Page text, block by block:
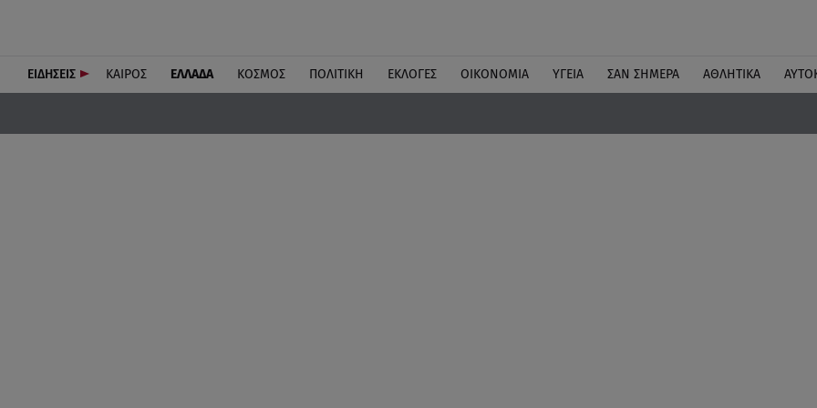
ΕΙΔΗΣΕΙΣ ΚΑΙΡΟΣ ΕΛΛΑΔΑ ΚΟΣΜΟΣ ΠΟΛΙΤΙΚΗ ΕΚΛΟΓΕΣ ΟΙΚΟΝΟΜΙΑ ΥΓΕΙΑ ΣΑΝ ΣΗΜΕΡΑ ΑΘΛΗΤΙΚΑ